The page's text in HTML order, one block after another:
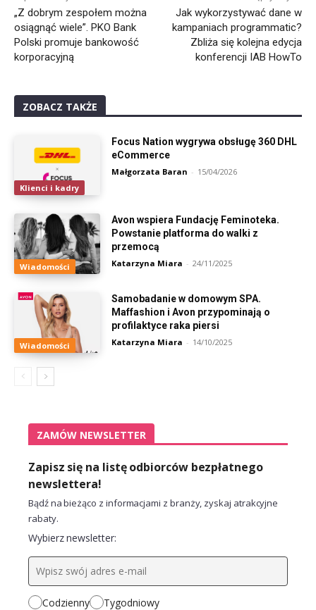
„Z dobrym zespołem można
osiągnąć wiele”. PKO Bank
Polski promuje bankowość
korporacyjną
Jak wykorzystywać dane w
kampaniach programmatic?
Zbliża się kolejna edycja
konferencji IAB HowTo
ZOBACZ TAKŻE
Klienci i kadry
Focus Nation wygrywa obsługę 360 DHL
eCommerce
Małgorzata Baran - 15/04/2026
Wiadomości
Avon wspiera Fundację Feminoteka.
Powstanie platforma do walki z
przemocą
Katarzyna Miara - 24/11/2025
Wiadomości
Samobadanie w domowym SPA.
Maffashion i Avon przypominają o
profilaktyce raka piersi
Katarzyna Miara - 14/10/2025
ZAMÓW NEWSLETTER
Zapisz się na listę odbiorców bezpłatnego
newslettera!
Bądź na bieżąco z informacjami z branży, zyskaj atrakcyjne
rabaty.
Wybierz newsletter:
Codzienny Tygodniowy